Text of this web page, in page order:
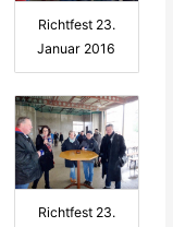
Richtfest 23.
Januar 2016
Richtfest 23.